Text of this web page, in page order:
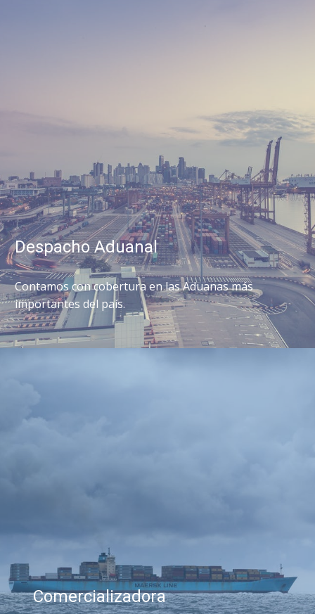
Despacho Aduanal
Contamos con cobertura en las Aduanas más
importantes del país.
Comercializadora